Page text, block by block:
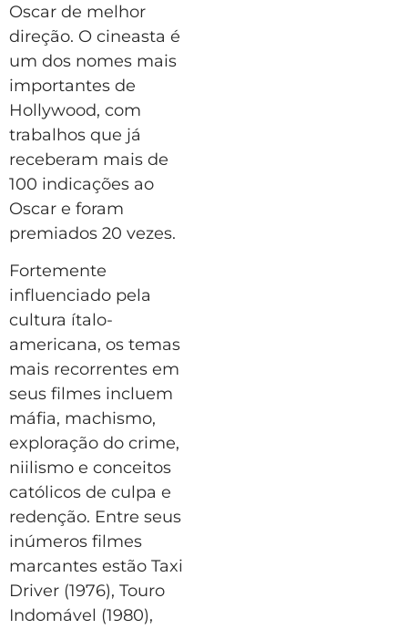
Oscar de melhor
direção. O cineasta é
um dos nomes mais
importantes de
Hollywood, com
trabalhos que já
receberam mais de
100 indicações ao
Oscar e foram
premiados 20 vezes.
Fortemente
influenciado pela
cultura ítalo-
americana, os temas
mais recorrentes em
seus filmes incluem
máfia, machismo,
exploração do crime,
niilismo e conceitos
católicos de culpa e
redenção. Entre seus
inúmeros filmes
marcantes estão Taxi
Driver (1976), Touro
Indomável (1980),